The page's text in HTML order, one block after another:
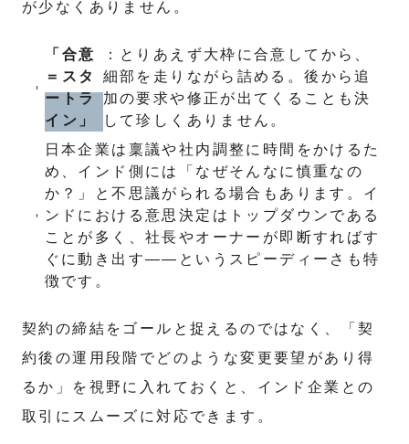
が少なくありません。
「合意
＝スタ
ートラ
イン」
：とりあえず大枠に合意してから、
細部を走りながら詰める。後から追
加の要求や修正が出てくることも決
して珍しくありません。
日本企業は稟議や社内調整に時間をかけるた
め、インド側には「なぜそんなに慎重なの
か？」と不思議がられる場合もあります。イ
ンドにおける意思決定はトップダウンである
ことが多く、社長やオーナーが即断すればす
ぐに動き出す――というスピーディーさも特
徴です。
契約の締結をゴールと捉えるのではなく、「契
約後の運用段階でどのような変更要望があり得
るか」を視野に入れておくと、インド企業との
取引にスムーズに対応できます。